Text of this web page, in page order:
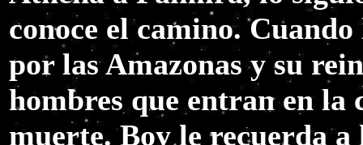
conoce el camino.
por las Amazonas y su
hombres que entran en la
muerte. Boy le recuerda